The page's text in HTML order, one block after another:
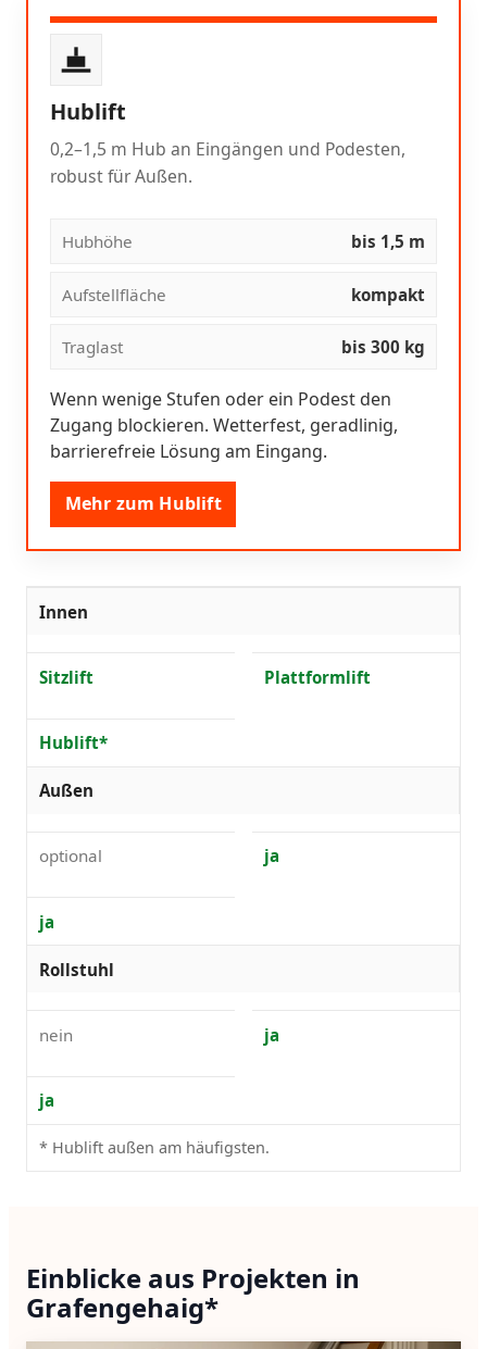
Hublift
0,2–1,5 m Hub an Eingängen und Podesten,
robust für Außen.
Hubhöhe bis 1,5 m
Aufstellfläche kompakt
Traglast bis 300 kg
Wenn wenige Stufen oder ein Podest den
Zugang blockieren. Wetterfest, geradlinig,
barrierefreie Lösung am Eingang.
Mehr zum Hublift
Innen
Sitzlift Plattformlift
Hublift*
Außen
optional ja
ja
Rollstuhl
nein ja
ja
* Hublift außen am häufigsten.
Einblicke aus Projekten in
Grafengehaig*